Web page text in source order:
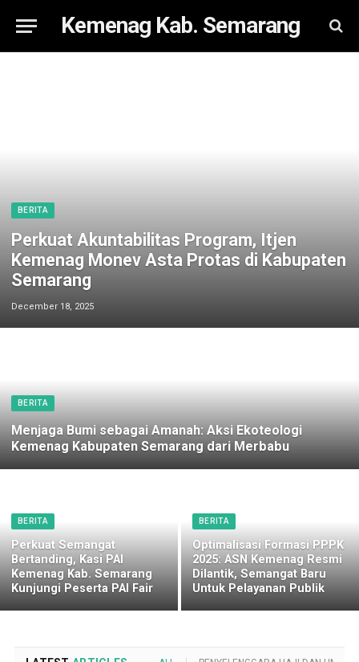
Kemenag Kab. Semarang
BERITA
Perkuat Akuntabilitas Program, Itjen
Kemenag Monev Asta Protas di Kabupaten
Semarang
December 18, 2025
BERITA
Menjaga Bumi sebagai Amanah: Aksi Ekoteologi
Kemenag Kabupaten Semarang dari Merbabu
BERITA
Perkuat Semangat
Bertanding, Kasi PAI
Kemenag Kab. Semarang
Kunjungi Peserta PAI Fair
BERITA
Optimalisasi Formasi PPPK
2025: ASN Kemenag Resmi
Dilantik, Semangat Baru
Untuk Pelayanan Publik